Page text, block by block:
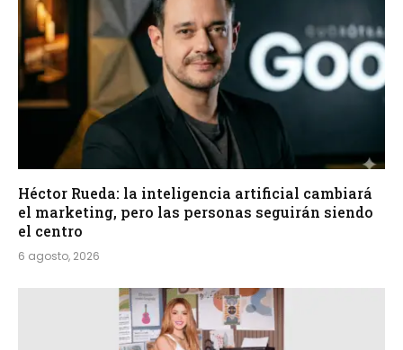
Héctor Rueda: la inteligencia artificial cambiará
el marketing, pero las personas seguirán siendo
el centro
6 agosto, 2026